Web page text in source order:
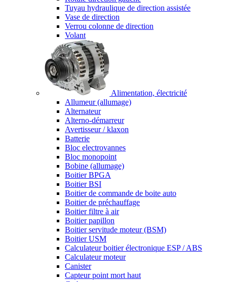
Tuyau hydraulique de direction assistée
Vase de direction
Verrou colonne de direction
Volant
Alimentation, électricité
Allumeur (allumage)
Alternateur
Alterno-démarreur
Avertisseur / klaxon
Batterie
Bloc electrovannes
Bloc monopoint
Bobine (allumage)
Boitier BPGA
Boitier BSI
Boitier de commande de boite auto
Boitier de préchauffage
Boitier filtre à air
Boitier papillon
Boitier servitude moteur (BSM)
Boitier USM
Calculateur boitier électronique ESP / ABS
Calculateur moteur
Canister
Capteur point mort haut